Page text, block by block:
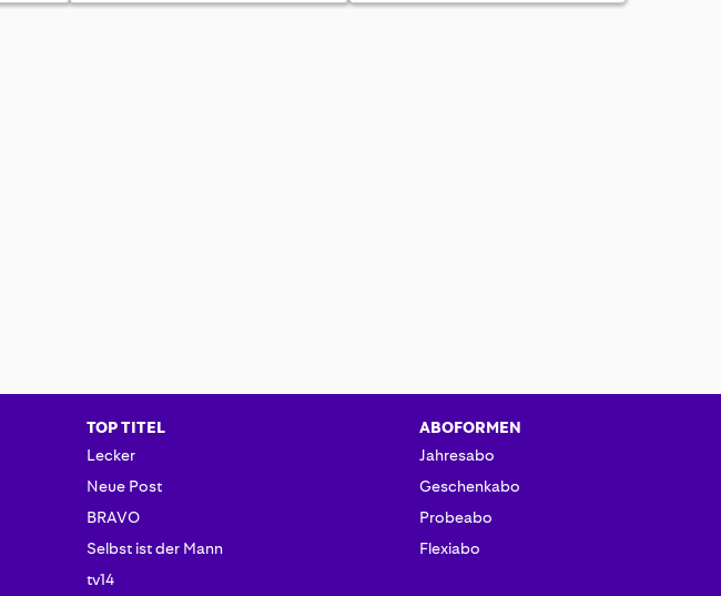
TOP TITEL
Lecker
Neue Post
BRAVO
Selbst ist der Mann
tv14
ABOFORMEN
Jahresabo
Geschenkabo
Probeabo
Flexiabo